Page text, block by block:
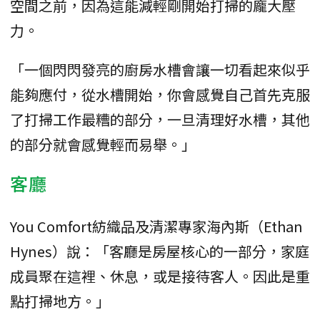
空間之前，因為這能減輕剛開始打掃的龐大壓
力。
「一個閃閃發亮的廚房水槽會讓一切看起來似乎
能夠應付，從水槽開始，你會感覺自己首先克服
了打掃工作最糟的部分，一旦清理好水槽，其他
的部分就會感覺輕而易舉。」
客廳
You Comfort紡織品及清潔專家海內斯（Ethan
Hynes）說：「客廳是房屋核心的一部分，家庭
成員聚在這裡、休息，或是接待客人。因此是重
點打掃地方。」